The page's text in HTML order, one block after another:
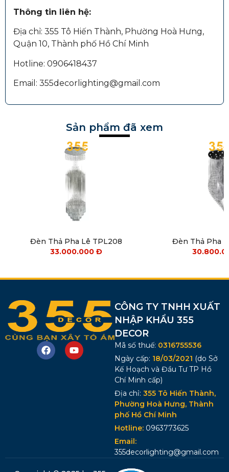
Thông tin liên hệ:
Địa chỉ: 355 Tô Hiến Thành, Phường Hoà Hưng,
Quận 10, Thành phố Hồ Chí Minh
Hotline: 0906418437
Email: 355decorlighting@gmail.com
Sản phẩm đã xem
Đèn Thả Pha Lê TPL208
33.000.000Đ
Đèn Thả Pha
CÔNG TY TNHH XUẤT
NHẬP KHẨU 355
DECOR
Mã số thuế: 0316755536
Ngày cấp: 18/03/2021 (do Sở
Kế Hoạch và Đầu Tư TP Hồ
Chí Minh cấp)
Địa chỉ: 355 Tô Hiến Thành,
Phường Hoà Hưng, Thành
phố Hồ Chí Minh
Hotline: 0963773625
Email:
355decorlighting@gmail.com